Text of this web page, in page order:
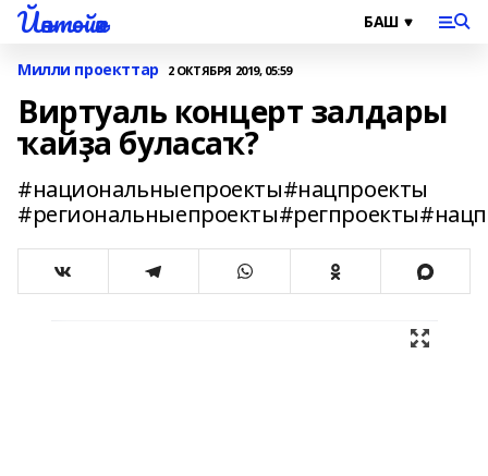
Йәнтөйәк
Милли проекттар 2 ОКТЯБРЯ 2019, 05:59
Виртуаль концерт залдары
ҡайҙа буласаҡ?
#национальныепроекты#нацпроекты